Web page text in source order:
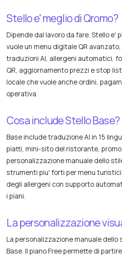
Stello e' meglio di Qromo?
Dipende dal lavoro da fare. Stello e'
vuole un menu digitale QR
traduzioni AI, allergeni automatici,
QR, aggiornamento prezzi e stop
locale che vuole anche ordini,
operativa.
Cosa include Stello Base?
Base include traduzione AI in 15
piatti, mini-sito del ristorante,
personalizzazione manuale dello
strumenti piu' forti per menu
degli allergeni con supporto
i piani.
La personalizzazione
La personalizzazione manuale dello
Base. Il piano Free permette di